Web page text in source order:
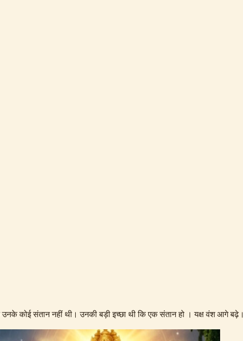
कोई संतान नहीं थी। उनकी बड़ी इच्छा थी कि एक संतान हो । यक्ष वंश आगे बढ़े।